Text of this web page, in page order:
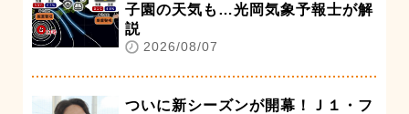
子園の天気も…光岡気象予報士が解
説
2026/08/07
ついに新シーズンが開幕！Ｊ１・フ